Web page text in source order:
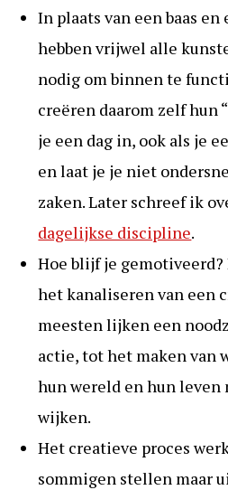
In plaats van een baas en
hebben vrijwel alle
nodig om binnen te
creëren daarom zelf hun
je een dag in, ook als je
en laat je je niet
zaken. Later schreef ik
dagelijkse discipline.
Hoe blijf je gemotiveerd?
het kanaliseren van een
meesten lijken een
actie, tot het maken van
hun wereld en hun leven
wijken.
Het creatieve proces
sommigen stellen maar